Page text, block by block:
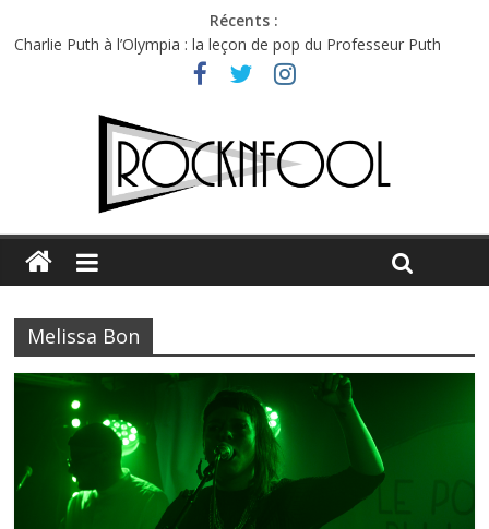
Récents :
Charlie Puth à l’Olympia : la leçon de pop du Professeur Puth
Festival Triptyque : un nouveau festival de musique indépendant
Hellfest 2026 vendredi : température et émotions en hausse
Hellfest 2026 jeudi : impossible de choisir entre chaleur et bonne
Première édition du Midgard Festival : entre bière, métal et
Melissa Bon